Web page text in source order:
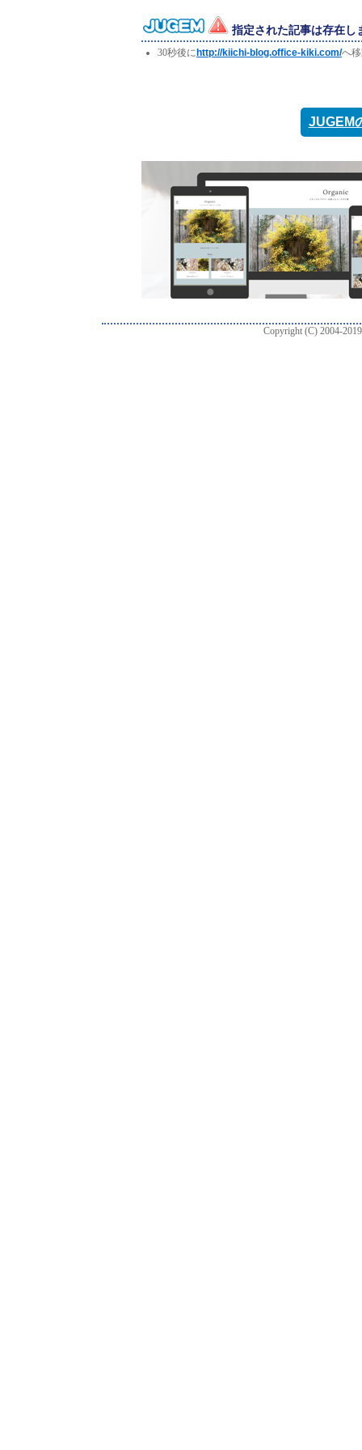
指定された記事は存在し
30秒後に http://kiichi-blog.office-kiki.com/へ
JUGEM
Copyright (C) 2004-